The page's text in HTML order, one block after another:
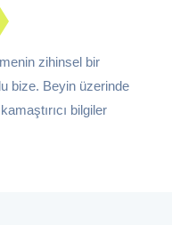
zihinsel bir
bize. Beyin üzerinde
bilgiler